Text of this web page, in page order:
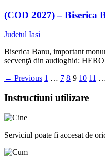
(COD 2027) – Biserica
Judetul Iasi
Biserica Banu, important
secvenţă din audioghid:
← Previous 1 … 7 8 9 10 11
Instructiuni utilizare
Serviciul poate fi accesat de